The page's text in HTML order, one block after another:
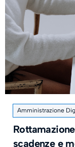
Amministrazione
scadenze e